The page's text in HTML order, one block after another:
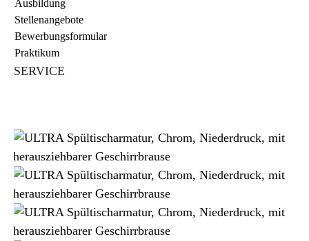
Ausbildung
Stellenangebote
Bewerbungsformular
Praktikum
SERVICE